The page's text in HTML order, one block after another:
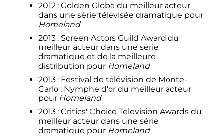
2012 : Golden Globe du meilleur acteur
dans une série télévisée dramatique pour
Homeland
2013 : Screen Actors Guild Award du
meilleur acteur dans une série
dramatique et de la meilleure
distribution pour Homeland
2013 : Festival de télévision de Monte-
Carlo : Nymphe d'or du meilleur acteur
pour Homeland
2013 : Critics' Choice Television Awards du
meilleur acteur dans une série
dramatique pour Homeland